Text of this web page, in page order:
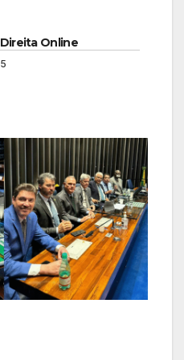
Online